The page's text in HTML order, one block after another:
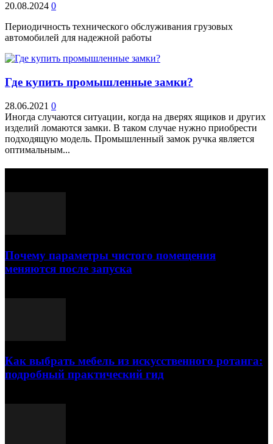
20.08.2024 0
Периодичность технического обслуживания грузовых
автомобилей для надежной работы
Где купить промышленные замки?
28.06.2021 0
Иногда случаются ситуации, когда на дверях ящиков и других
изделий ломаются замки. В таком случае нужно приобрести
подходящую модель. Промышленный замок ручка является
оптимальным...
Почему параметры чистого помещения
меняются после запуска
Как выбрать мебель из искусственного ротанга:
подробный практический гид